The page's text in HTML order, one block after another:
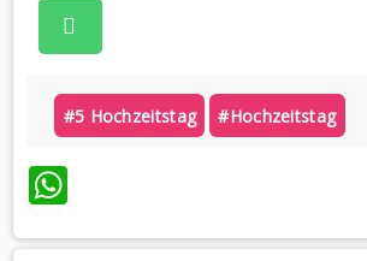
#5 Hochzeitstag #hochzeitstag
WhatsApp